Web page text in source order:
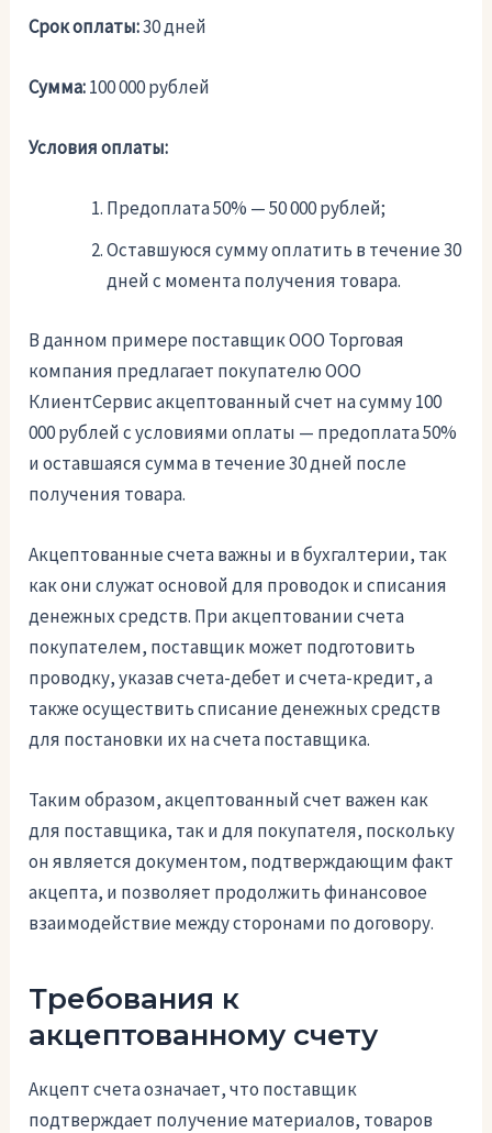
Срок оплаты:30 дней
Сумма:100 000 рублей
Условия оплаты:
Предоплата 50% — 50 000 рублей;
Оставшуюся сумму оплатить в течение 30
дней с момента получения товара.
В данном примере поставщик ООО Торговая
компания предлагает покупателю ООО
КлиентСервис акцептованный счет на сумму 100
000 рублей с условиями оплаты — предоплата 50%
и оставшаяся сумма в течение 30 дней после
получения товара.
Акцептованные счета важны и в бухгалтерии, так
как они служат основой для проводок и списания
денежных средств. При акцептовании счета
покупателем, поставщик может подготовить
проводку, указав счета-дебет и счета-кредит, а
также осуществить списание денежных средств
для постановки их на счета поставщика.
Таким образом, акцептованный счет важен как
для поставщика, так и для покупателя, поскольку
он является документом, подтверждающим факт
акцепта, и позволяет продолжить финансовое
взаимодействие между сторонами по договору.
Требования к
акцептованному счету
Акцепт счета означает, что поставщик
подтверждает получение материалов, товаров